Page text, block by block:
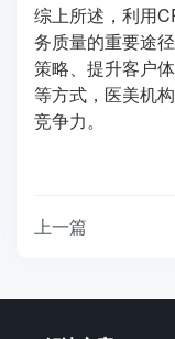
综上所述，利用
务质量的重要途
策略、提升客户
等方式，医美机
竞争力。
上一篇